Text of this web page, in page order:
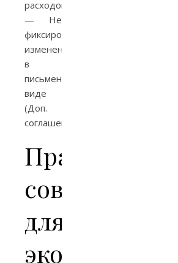
расходов.
— Не
фиксировать
изменения
в
письменном
виде
(Доп.
соглашения).
Практические
советы
для
экономии